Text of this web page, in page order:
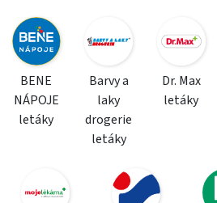
BENE
NÁPOJE
letáky
Barvy a
laky
drogerie
letáky
Dr. Max
letáky